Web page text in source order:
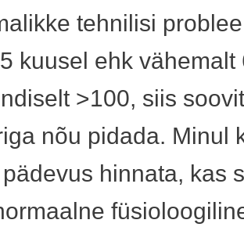
tehnilisi
kuusel ehk
>100, siis
nõu pidada. Minul
hinnata, kas